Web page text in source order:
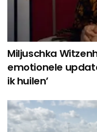
Miljuschka
emotionele
ik huilen’